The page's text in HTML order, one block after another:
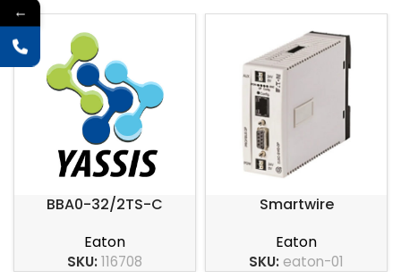
BBA0-32/2TS-C
Eaton
SKU:116708
Smartwire
Eaton
SKU: eaton-01
←